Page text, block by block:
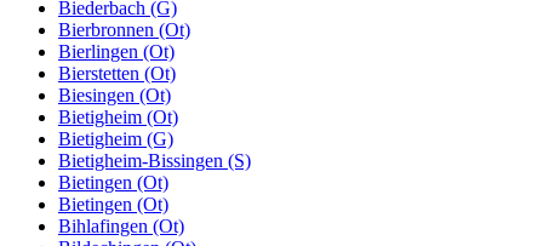
Biederbach (G)
Bierbronnen (Ot)
Bierlingen (Ot)
Bierstetten (Ot)
Biesingen (Ot)
Bietigheim (Ot)
Bietigheim (G)
Bietigheim-Bissingen (S)
Bietingen (Ot)
Bietingen (Ot)
Bihlafingen (Ot)